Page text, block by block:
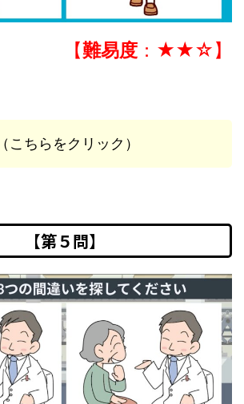
【難易度 ：★★☆】
こちらをクリック）
【第５問】